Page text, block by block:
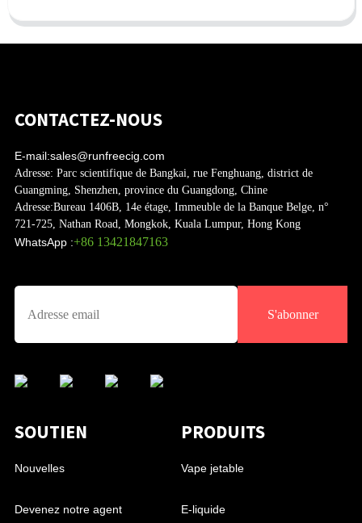
CONTACTEZ-NOUS
E-mail:sales@runfreecig.com
Adresse: Parc scientifique de Bangkai, rue Fenghuang, district de
Guangming, Shenzhen, province du Guangdong, Chine
Adresse:Bureau 1406B, 14e étage, Immeuble de la Banque Belge, n°
721-725, Nathan Road, Mongkok, Kuala Lumpur, Hong Kong
WhatsApp :+86 13421847163
S'abonner
SOUTIEN
Nouvelles
Devenez notre agent
PRODUITS
Vape jetable
E-liquide